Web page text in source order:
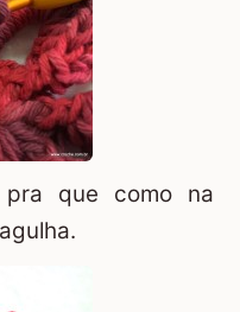
que como na